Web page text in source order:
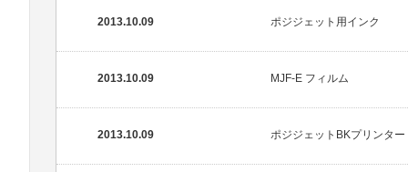
2013.10.09 ポジジェット用インク
2013.10.09 MJF-E フィルム
2013.10.09 ポジジェットBKプリンター